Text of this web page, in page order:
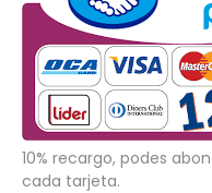
10% recargo, podes
cada tarjeta.